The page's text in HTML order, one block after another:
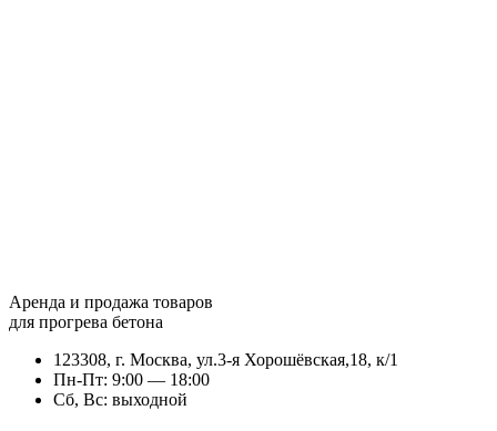
Аренда и продажа товаров
для прогрева бетона
123308, г. Москва, ул.3-я Хорошёвская,18, к/1
Пн-Пт: 9:00 — 18:00
Сб, Вс: выходной